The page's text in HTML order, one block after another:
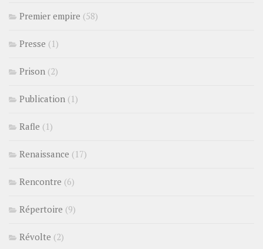
Premier empire (58)
Presse (1)
Prison (2)
Publication (1)
Rafle (1)
Renaissance (17)
Rencontre (6)
Répertoire (9)
Révolte (2)